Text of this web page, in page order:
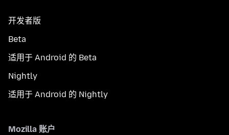
开发者版
Beta
适用于 Android 的 Beta
Nightly
适用于 Android 的 Nightly
Mozilla 账户